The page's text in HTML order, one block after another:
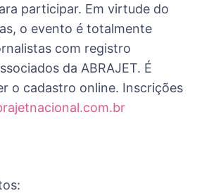
participar. Em virtude do
o evento é totalmente
com registro
da ABRAJET. É
o cadastro online. Inscrições